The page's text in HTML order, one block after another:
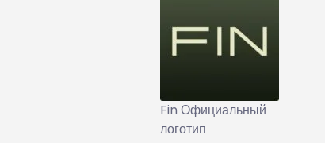
Fin Официальный
логотип